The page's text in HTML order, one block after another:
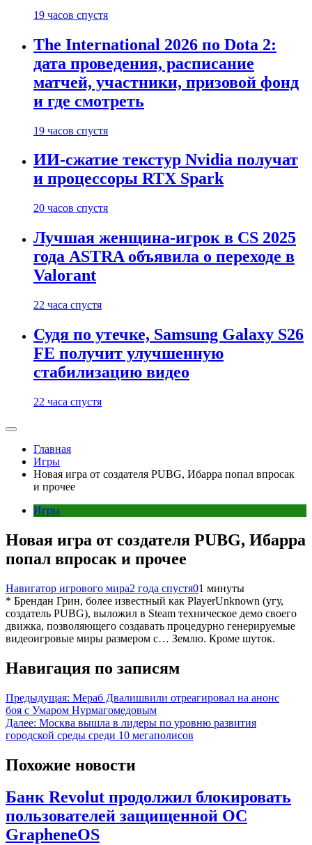
19 часов спустя
The International 2026 по Dota 2:
дата проведения, расписание
матчей, участники, призовой фонд
и где смотреть
19 часов спустя
ИИ-сжатие текстур Nvidia получат
и процессоры RTX Spark
20 часов спустя
Лучшая женщина-игрок в CS 2025
года ASTRA объявила о переходе в
Valorant
22 часа спустя
Судя по утечке, Samsung Galaxy S26
FE получит улучшенную
стабилизацию видео
22 часа спустя
Главная
Игры
Новая игра от создателя PUBG, Ибарра попал впросак
и прочее
Игры
Новая игра от создателя PUBG, Ибарра
попал впросак и прочее
Навигатор игрового мира2 года спустя01 минуты
* Брендан Грин, более известный как PlayerUnknown (угу,
создатель PUBG), выложил в Steam техническое демо своего
движка, позволяющего создавать процедурно генерируемые
видеоигровые миры размером с… Землю. Кроме шуток.
Навигация по записям
Предыдущая: Мераб Двалишвили отреагировал на анонс
боя с Умаром Нурмагомедовым
Далее: Москва вышла в лидеры по уровню развития
городской среды среди 10 мегаполисов
Похожие новости
Банк Revolut продолжил блокировать
пользователей защищенной ОС
GrapheneOS